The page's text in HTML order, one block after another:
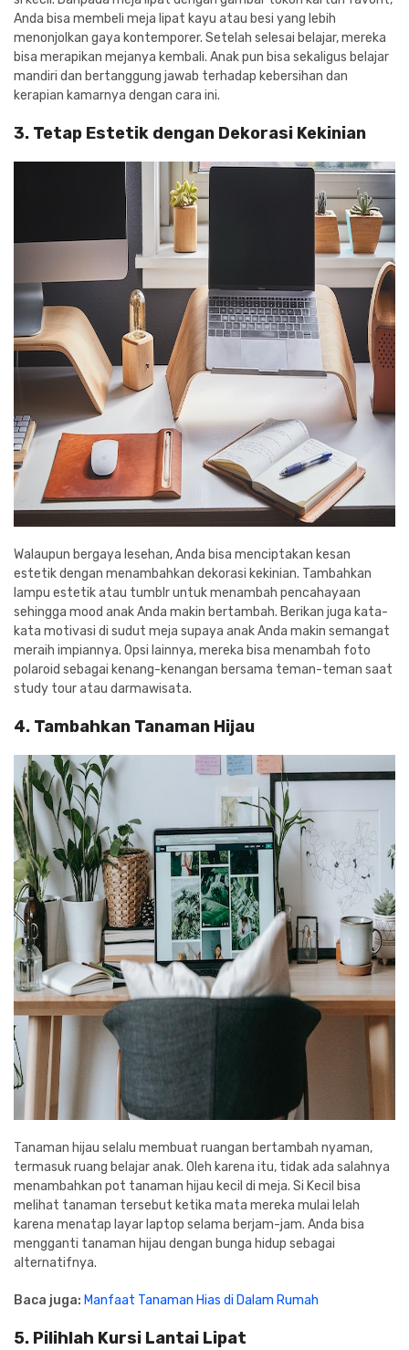
Anda bisa membeli meja lipat kayu atau besi yang lebih
menonjolkan gaya kontemporer. Setelah selesai belajar, mereka
bisa merapikan mejanya kembali. Anak pun bisa sekaligus belajar
mandiri dan bertanggung jawab terhadap kebersihan dan
kerapian kamarnya dengan cara ini.
3. Tetap Estetik dengan Dekorasi Kekinian
Walaupun bergaya lesehan, Anda bisa menciptakan kesan
estetik dengan menambahkan dekorasi kekinian. Tambahkan
lampu estetik atau tumblr untuk menambah pencahayaan
sehingga mood anak Anda makin bertambah. Berikan juga kata-
kata motivasi di sudut meja supaya anak Anda makin semangat
meraih impiannya. Opsi lainnya, mereka bisa menambah foto
polaroid sebagai kenang-kenangan bersama teman-teman saat
study tour atau darmawisata.
4. Tambahkan Tanaman Hijau
Tanaman hijau selalu membuat ruangan bertambah nyaman,
termasuk ruang belajar anak. Oleh karena itu, tidak ada salahnya
menambahkan pot tanaman hijau kecil di meja. Si Kecil bisa
melihat tanaman tersebut ketika mata mereka mulai lelah
karena menatap layar laptop selama berjam-jam. Anda bisa
mengganti tanaman hijau dengan bunga hidup sebagai
alternatifnya.
Baca juga: Manfaat Tanaman Hias di Dalam Rumah
5. Pilihlah Kursi Lantai Lipat